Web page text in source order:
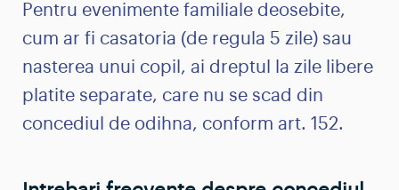
Pentru evenimente familiale deosebite,
cum ar fi casatoria (de regula 5 zile) sau
nasterea unui copil, ai dreptul la zile libere
platite separate, care nu se scad din
concediul de odihna, conform art. 152.